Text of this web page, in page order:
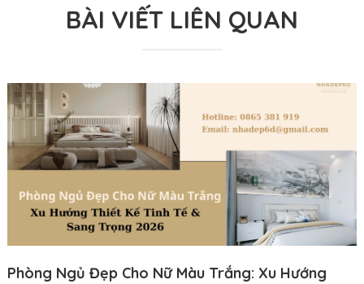
BÀI VIẾT LIÊN QUAN
Phòng Ngủ Đẹp Cho Nữ Màu Trắng: Xu Hướng